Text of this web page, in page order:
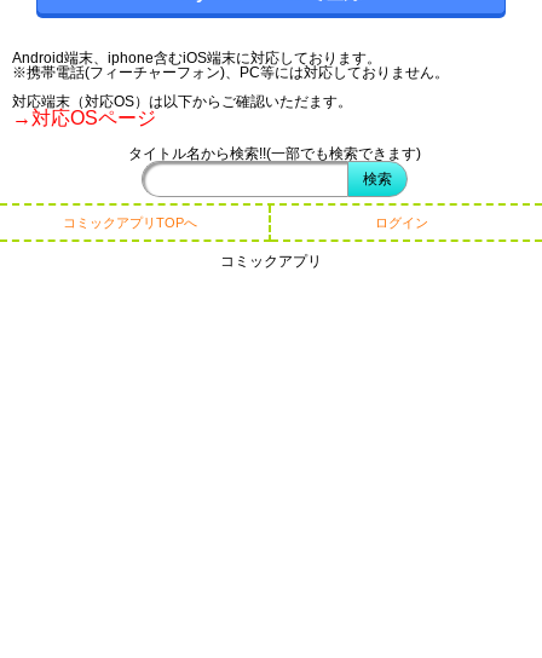
Android端末、iphone含むiOS端末に対応しております。
※携帯電話(フィーチャーフォン)、PC等には対応しておりません。
対応端末（対応OS）は以下からご確認いただます。
→対応OSページ
タイトル名から検索!!(一部でも検索できます)
コミックアプリTOPへ ログイン
コミックアプリ